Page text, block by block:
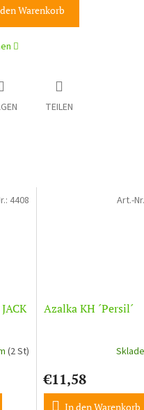
Warenkorb
TEILEN
(2 St)
4408
Azalka KH ´Persil´
€11,58
In den Warenkorb
Art.-